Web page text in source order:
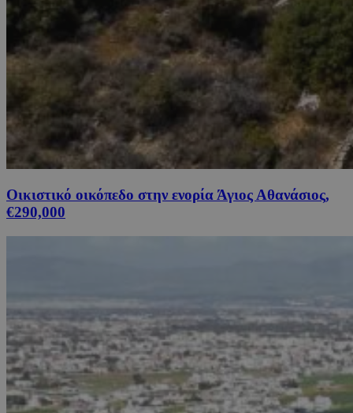
Οικιστικό οικόπεδο στην ενορία Άγιος Αθανάσιος,
€290,000